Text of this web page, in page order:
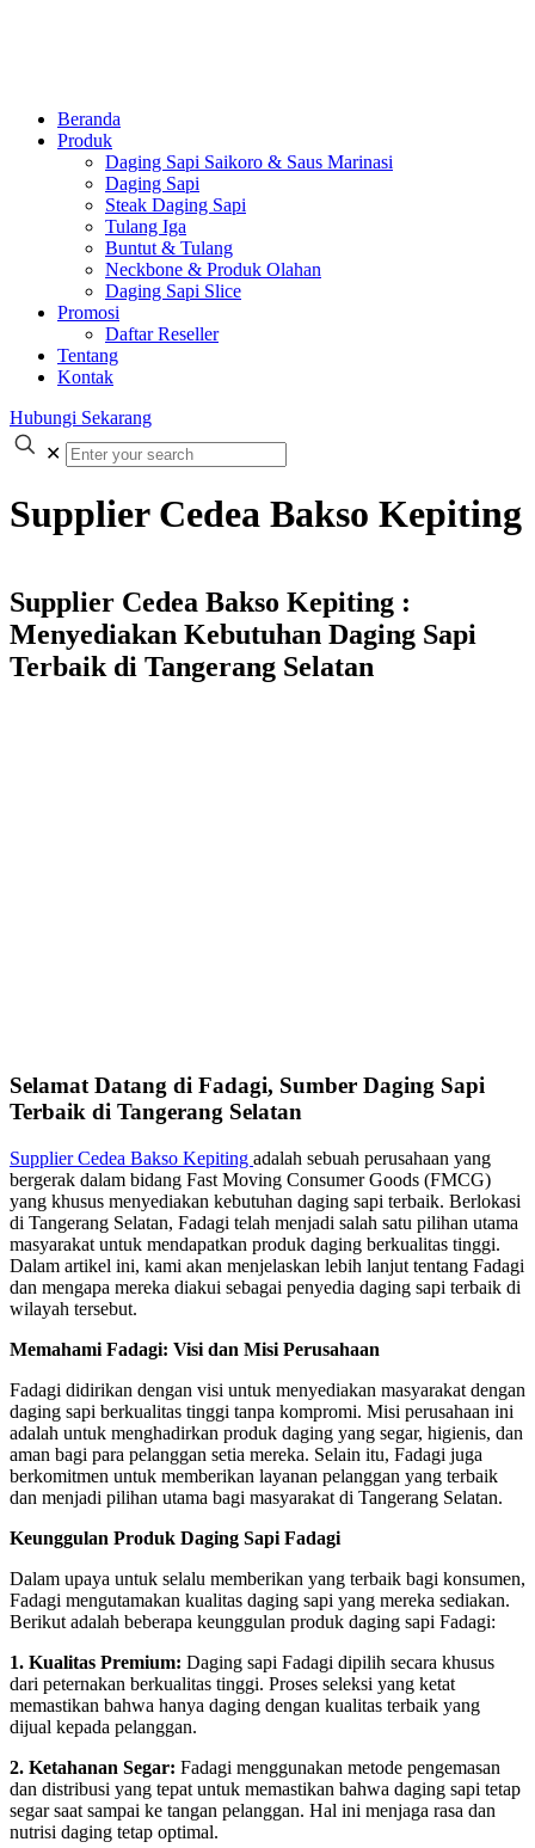
Beranda
Produk
Daging Sapi Saikoro & Saus Marinasi
Daging Sapi
Steak Daging Sapi
Tulang Iga
Buntut & Tulang
Neckbone & Produk Olahan
Daging Sapi Slice
Promosi
Daftar Reseller
Tentang
Kontak
Hubungi Sekarang
✕
Supplier Cedea Bakso Kepiting
Supplier Cedea Bakso Kepiting :
Menyediakan Kebutuhan Daging Sapi
Terbaik di Tangerang Selatan
Selamat Datang di Fadagi, Sumber Daging Sapi
Terbaik di Tangerang Selatan
Supplier Cedea Bakso Kepiting adalah sebuah perusahaan yang
bergerak dalam bidang Fast Moving Consumer Goods (FMCG)
yang khusus menyediakan kebutuhan daging sapi terbaik. Berlokasi
di Tangerang Selatan, Fadagi telah menjadi salah satu pilihan utama
masyarakat untuk mendapatkan produk daging berkualitas tinggi.
Dalam artikel ini, kami akan menjelaskan lebih lanjut tentang Fadagi
dan mengapa mereka diakui sebagai penyedia daging sapi terbaik di
wilayah tersebut.
Memahami Fadagi: Visi dan Misi Perusahaan
Fadagi didirikan dengan visi untuk menyediakan masyarakat dengan
daging sapi berkualitas tinggi tanpa kompromi. Misi perusahaan ini
adalah untuk menghadirkan produk daging yang segar, higienis, dan
aman bagi para pelanggan setia mereka. Selain itu, Fadagi juga
berkomitmen untuk memberikan layanan pelanggan yang terbaik
dan menjadi pilihan utama bagi masyarakat di Tangerang Selatan.
Keunggulan Produk Daging Sapi Fadagi
Dalam upaya untuk selalu memberikan yang terbaik bagi konsumen,
Fadagi mengutamakan kualitas daging sapi yang mereka sediakan.
Berikut adalah beberapa keunggulan produk daging sapi Fadagi:
1. Kualitas Premium: Daging sapi Fadagi dipilih secara khusus
dari peternakan berkualitas tinggi. Proses seleksi yang ketat
memastikan bahwa hanya daging dengan kualitas terbaik yang
dijual kepada pelanggan.
2. Ketahanan Segar: Fadagi menggunakan metode pengemasan
dan distribusi yang tepat untuk memastikan bahwa daging sapi tetap
segar saat sampai ke tangan pelanggan. Hal ini menjaga rasa dan
nutrisi daging tetap optimal.